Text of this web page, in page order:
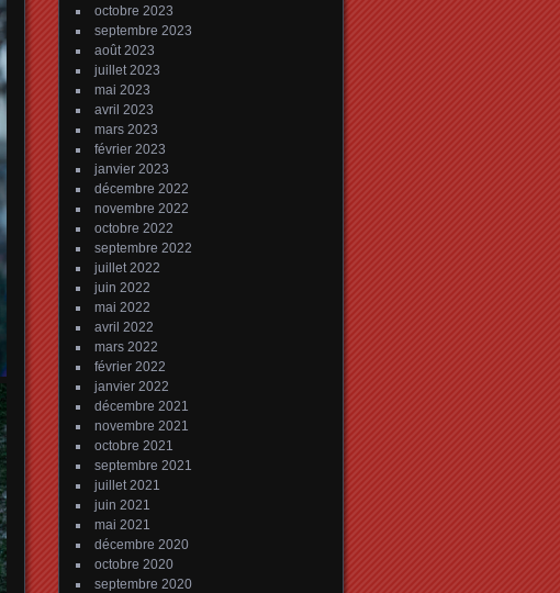
octobre 2023
septembre 2023
août 2023
juillet 2023
mai 2023
avril 2023
mars 2023
février 2023
janvier 2023
décembre 2022
novembre 2022
octobre 2022
septembre 2022
juillet 2022
juin 2022
mai 2022
avril 2022
mars 2022
février 2022
janvier 2022
décembre 2021
novembre 2021
octobre 2021
septembre 2021
juillet 2021
juin 2021
mai 2021
décembre 2020
octobre 2020
septembre 2020